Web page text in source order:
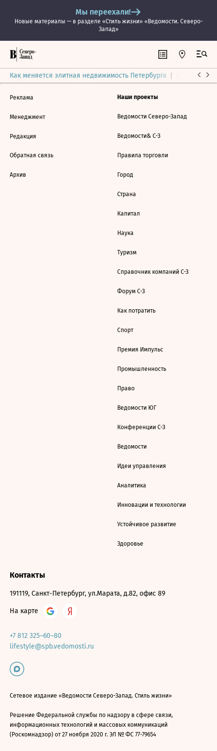
Мы переехали!
Новые материалы — в разделе «Стиль жизни» «Ведомости. Северо-
Запад»
Как меняется элитная недвижимость Петербурга Ситуация
Реклама
Менеджмент
Редакция
Обратная связь
Архив
Наши проекты
Ведомости Северо-Запад
Ведомости& С-З
Правила торговли
Город
Страна
Капитал
Наука
Туризм
Справочник компаний С-З
Форум С-З
Как потратить
Спорт
Премия Импульс
Промышленность
Право
Ведомости ЮГ
Конференции С-З
Ведомости
Идеи управления
Аналитика
Инновации и технологии
Устойчивое развитие
Здоровье
Контакты
191119, Санкт-Петербург, ул.Марата, д.82, офис 89
На карте
+7 812 325–60–80
lifestyle@spb.vedomosti.ru
Сетевое издание «Ведомости Северо-Запад. Стиль жизни»
Решение Федеральной службы по надзору в сфере связи,
информационных технологий и массовых коммуникаций
(Роскомнадзор) от 27 ноября 2020 г. ЭЛ № ФС 77-79654